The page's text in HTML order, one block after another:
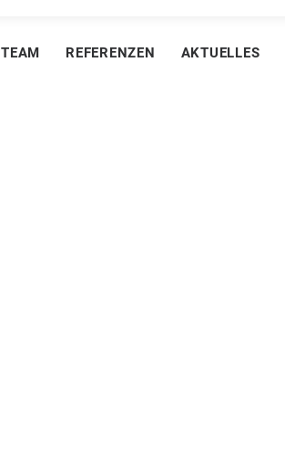
TEAM REFERENZEN AKTUELLES